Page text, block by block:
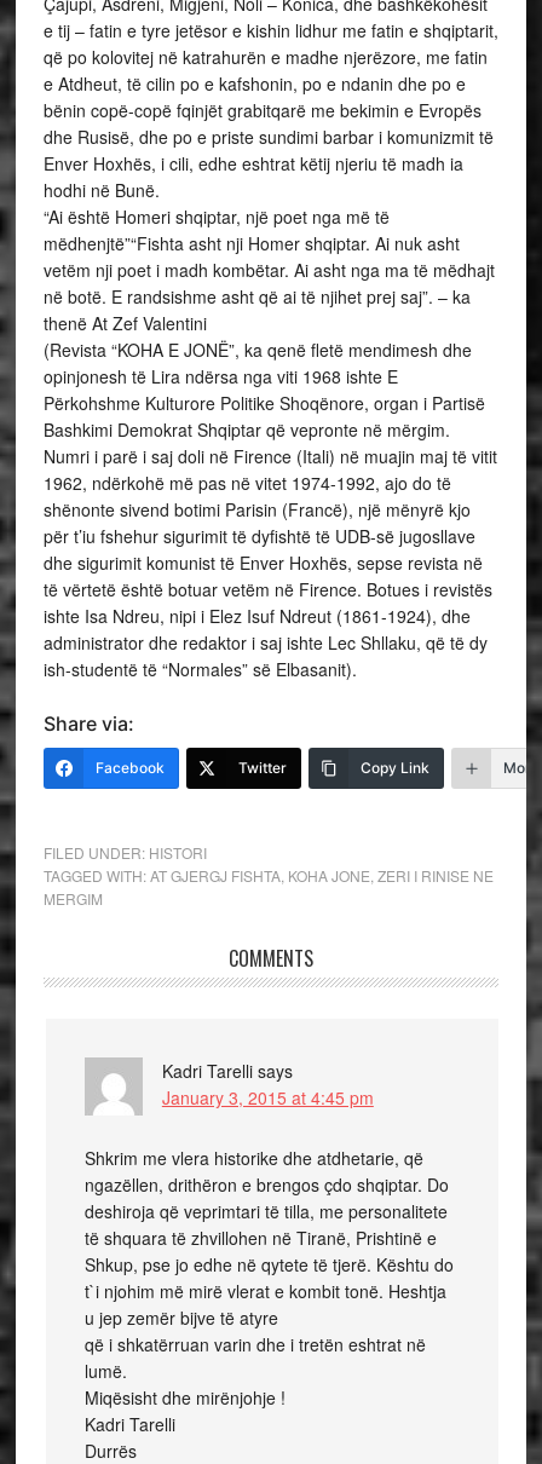
e tij – fatin e tyre jetësor e kishin lidhur me fatin e shqiptarit,
që po kolovitej në katrahurën e madhe njerëzore, me fatin
e Atdheut, të cilin po e kafshonin, po e ndanin dhe po e
bënin copë-copë fqinjët grabitqarë me bekimin e Evropës
dhe Rusisë, dhe po e priste sundimi barbar i komunizmit të
Enver Hoxhës, i cili, edhe eshtrat këtij njeriu të madh ia
hodhi në Bunë.
“Ai është Homeri shqiptar, një poet nga më të
mëdhenjtë”“Fishta asht nji Homer shqiptar. Ai nuk asht
vetëm nji poet i madh kombëtar. Ai asht nga ma të mëdhajt
në botë. E randsishme asht që ai të njihet prej saj”. – ka
thenë At Zef Valentini
(Revista “KOHA E JONË”, ka qenë fletë mendimesh dhe
opinjonesh të Lira ndërsa nga viti 1968 ishte E
Përkohshme Kulturore Politike Shoqënore, organ i Partisë
Bashkimi Demokrat Shqiptar që vepronte në mërgim.
Numri i parë i saj doli në Firence (Itali) në muajin maj të vitit
1962, ndërkohë më pas në vitet 1974-1992, ajo do të
shënonte sivend botimi Parisin (Francë), një mënyrë kjo
për t’iu fshehur sigurimit të dyfishtë të UDB-së jugosllave
dhe sigurimit komunist të Enver Hoxhës, sepse revista në
të vërtetë është botuar vetëm në Firence. Botues i revistës
ishte Isa Ndreu, nipi i Elez Isuf Ndreut (1861-1924), dhe
administrator dhe redaktor i saj ishte Lec Shllaku, që të dy
ish-studentë të “Normales” së Elbasanit).
Share via:
Facebook Twitter Copy Link More
FILED UNDER: HISTORI
TAGGED WITH:AT GJERGJ FISHTA, KOHA JONE ZERI I RINISE NE
MERGIM
COMMENTS
Kadri Tarelli says
January 3, 2015 at 4:45 pm
Shkrim me vlera historike dhe atdhetarie, që
ngazëllen, drithëron e brengos çdo shqiptar. Do
deshiroja që veprimtari të tilla, me personalitete
të shquara të zhvillohen në Tiranë, Prishtinë e
Shkup, pse jo edhe në qytete të tjerë. Kështu do
t`i njohim më mirë vlerat e kombit tonë. Heshtja
u jep zemër bijve të atyre
që i shkatërruan varin dhe i tretën eshtrat në
lumë.
Miqësisht dhe mirënjohje !
Kadri Tarelli
Durrës